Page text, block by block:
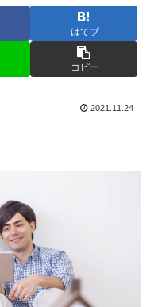
はてブ
コピー
2021.11.24